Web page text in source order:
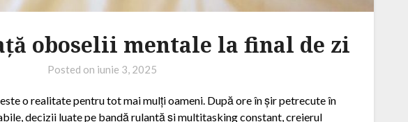
oboselii mentale la final de zi
Posted on iunie 3, 2025
o realitate pentru tot mai mulți oameni. După ore în șir petrecute în
decizii luate pe bandă rulantă și multitasking constant, creierul